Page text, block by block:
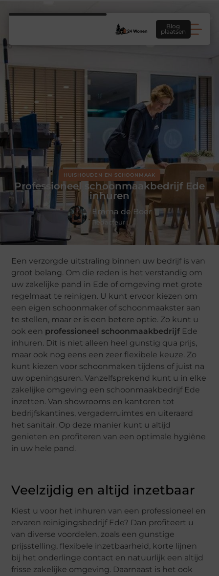
Blog
plaatsen
HUISHOUDEN EN SCHOONMAAK
Professioneel schoonmaakbedrijf Ede
inhuren
Emma de Boer
Redacteur
Een verzorgde uitstraling binnen uw bedrijf is van
groot belang. Om die reden is het verstandig om
uw zakelijke pand in Ede of omgeving met grote
regelmaat te reinigen. U kunt ervoor kiezen om
een eigen schoonmaker of schoonmaakster aan
te stellen, maar er is een betere optie. Zo kunt u
ook een professioneel schoonmaakbedrijf Ede
inhuren. Dit is niet alleen heel gunstig qua prijs,
maar ook nog eens een zeer flexibele keuze. Zo
kunt kiezen voor schoonmaken tijdens of juist na
uw openingsuren. Vanzelfsprekend kunt u in elke
zakelijke omgeving een schoonmaakbedrijf Ede
inzetten. Van showrooms en kantoren tot
bedrijfskantines, vergaderruimtes en uiteraard
het sanitair. Op deze manier kunt u altijd
genieten en profiteren van een optimale hygiëne
in uw hele pand.
Veelzijdig en altijd inzetbaar
Kiest u voor het inhuren van een professioneel en
ervaren reinigingsbedrijf Ede? Dan profiteert u
van diverse voordelen, zoals een gunstige
prijsstelling, flexibele inzetbaarheid, korte lijnen
bij het onderlinge contact en natuurlijk een altijd
frisse zakelijke omgeving. Daarnaast is het ook